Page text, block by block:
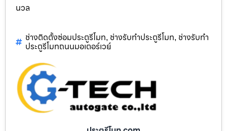
นวล
ช่างติดตั้งซ่อมประตูรีโมท, ช่างรับทำประตูรีโมท, ช่างรับทำ
ประตูรีโมทถนนมอเตอร์เวย์